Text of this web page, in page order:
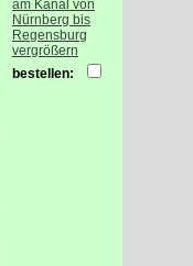
vergrößern
bestellen: